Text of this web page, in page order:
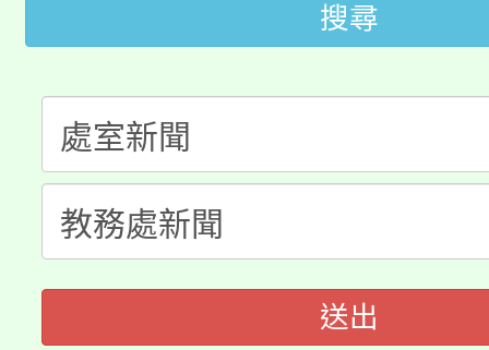
心理、諮商輔導、社會
系所師生報名參加。
縣市「校園短影音徵選
門員」簡章及活動海報
踴躍報名參加。
桃園市115學年度學生
要點
「桃園市補助參觀特色
展演活動實施計畫」
115年度「教育部表揚
義教育推展貢獻獎」
搜尋
送出